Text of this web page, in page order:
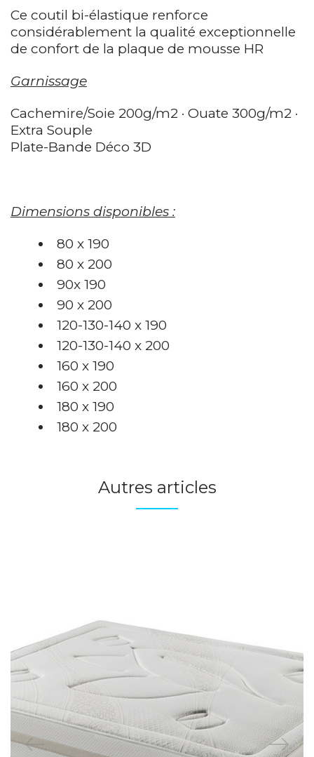
Ce coutil bi-élastique renforce
considérablement la qualité exceptionnelle
de confort de la plaque de mousse HR
Garnissage
Cachemire/Soie 200g/m2 · Ouate 300g/m2 ·
Extra Souple
Plate-Bande Déco 3D
Dimensions disponibles :
80 x 190
80 x 200
90x 190
90 x 200
120-130-140 x 190
120-130-140 x 200
160 x 190
160 x 200
180 x 190
180 x 200
Autres articles